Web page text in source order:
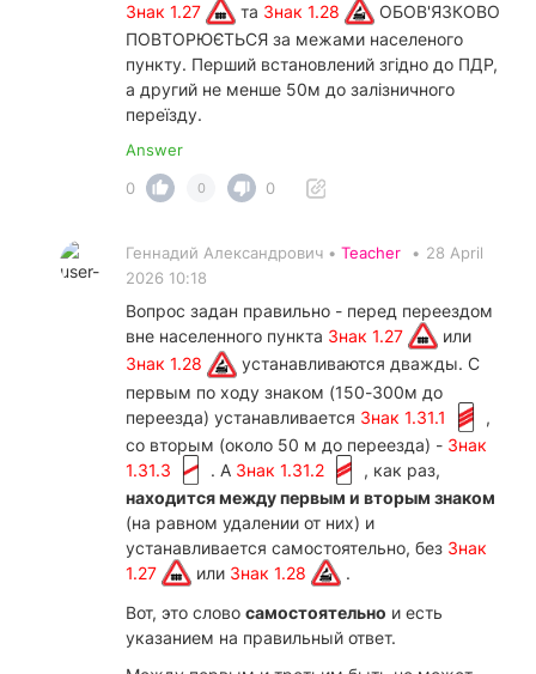
Знак 1.27
та Знак 1.28
ОБОВ'ЯЗКОВО
ПОВТОРЮЄТЬСЯ за межами населеного
пункту. Перший встановлений згідно до ПДР,
а другий не менше 50м до залізничного
переїзду.
Answer
0
0 0
Геннадий Александрович • Teacher • 28 April
2026 10:18
Вопрос задан правильно - перед переездом
вне населенного пункта Знак 1.27
или
Знак 1.28
устанавливаются дважды. С
первым по ходу знаком (150-300м до
переезда) устанавливается Знак 1.31.1
,
со вторым (около 50 м до переезда) - Знак
1.31.3
. А Знак 1.31.2
, как раз,
находится между первым и вторым знаком
(на равном удалении от них) и
устанавливается самостоятельно, без Знак
1.27
или Знак 1.28
.
Вот, это слово самостоятельно и есть
указанием на правильный ответ.